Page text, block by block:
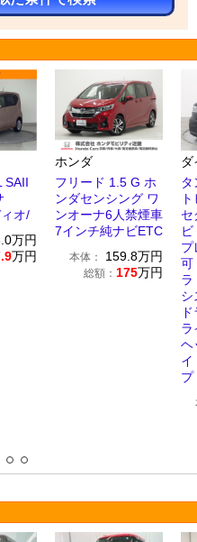
SAII
オ/
万円
万円
ホンダ
フリード 1.5 G ホ
ンダセンシング ワ
ンオーナ6人禁煙車
7インチ純ナビETC
本体： 159.8万円
総額： 175万円
プ
ヘ
イ
プ